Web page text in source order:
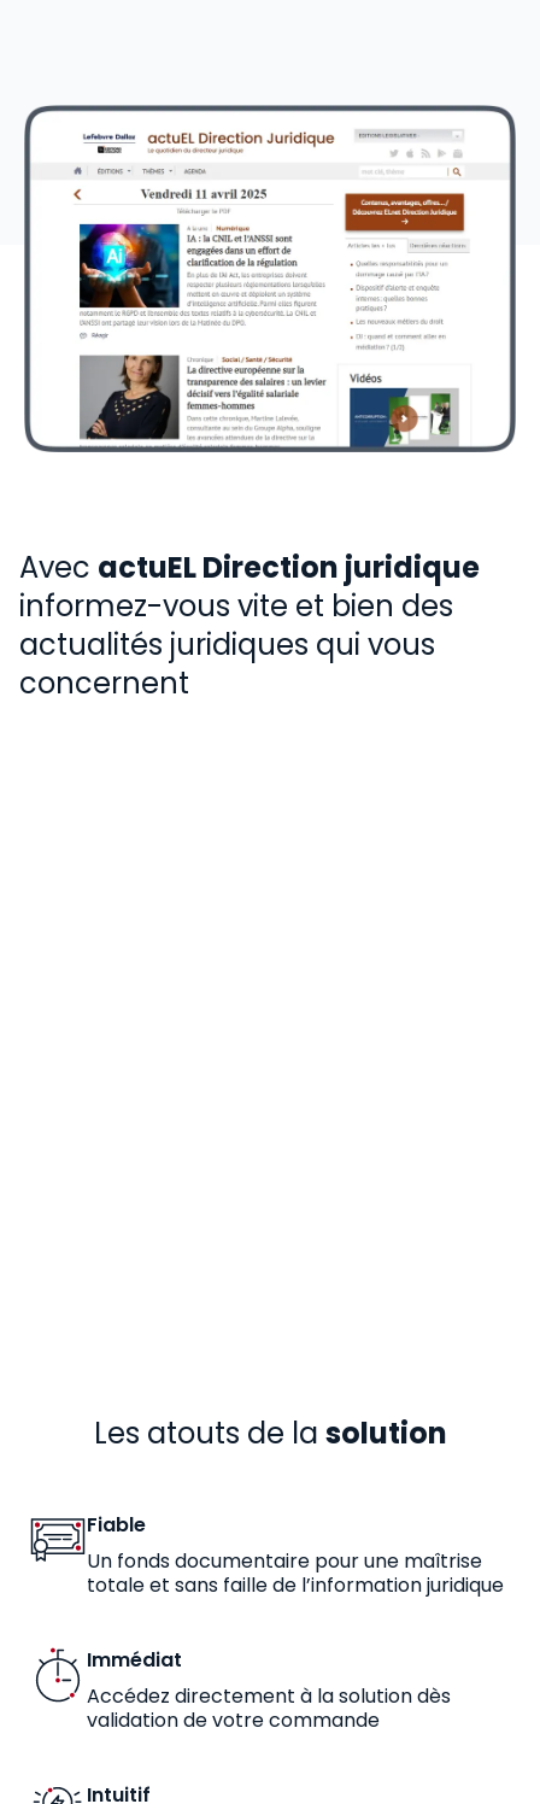
Avec actuEL Direction juridique
informez-vous vite et bien des
actualités juridiques qui vous
concernent
Les atouts de la solution
Fiable
Un fonds documentaire pour une maîtrise
totale et sans faille de l’information juridique
Immédiat
Accédez directement à la solution dès
validation de votre commande
Intuitif